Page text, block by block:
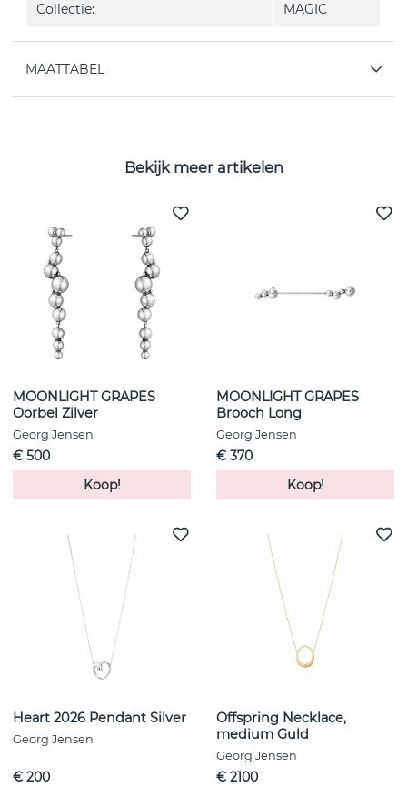
Collectie: MAGIC
MAATTABEL
Bekijk meer artikelen
MOONLIGHT GRAPES
Oorbel Zilver
Georg Jensen
€ 500
Koop!
MOONLIGHT GRAPES
Brooch Long
Georg Jensen
€ 370
Koop!
Heart 2026 Pendant Silver
Georg Jensen
€ 200
Offspring Necklace,
medium Guld
Georg Jensen
€ 2100